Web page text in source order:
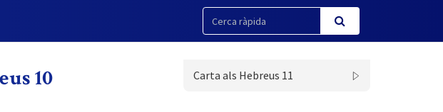
10 Carta als Hebreus 11